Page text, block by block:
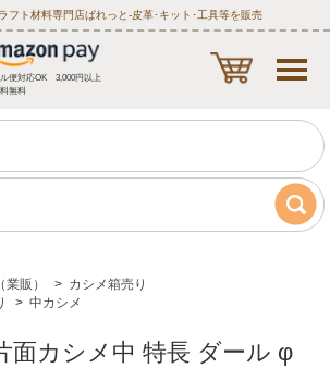
フト材料専門店ぱれっと‐皮革･キット･工具等を販売
便対応OK 3,000円以上
無料
販） > カシメ箱売り
> 中カシメ
面カシメ中 特長 ダール φ